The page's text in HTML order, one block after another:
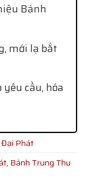
Bánh
mới lạ bắt
cầu, hóa
Phát
, Bánh Trung Thu